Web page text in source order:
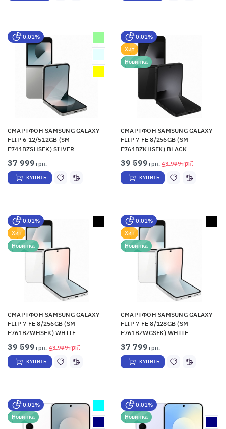
0,01%
СМАРТФОН SAMSUNG GALAXY
FLIP 6 12/512GB (SM-
F741BZSHSEK) SILVER
37 999 грн.
КУПИТЬ
0,01%
Хит
Новинка
СМАРТФОН SAMSUNG GALAXY
FLIP 7 FE 8/256GB (SM-
F761BZKHSEK) BLACK
43 999грн.
39 599 грн.
КУПИТЬ
0,01%
Хит
Новинка
СМАРТФОН SAMSUNG GALAXY
FLIP 7 FE 8/256GB (SM-
F761BZWHSEK) WHITE
43 999грн.
39 599 грн.
КУПИТЬ
0,01%
Хит
Новинка
СМАРТФОН SAMSUNG GALAXY
FLIP 7 FE 8/128GB (SM-
F761BZWGSEK) WHITE
37 799 грн.
КУПИТЬ
0,01%
Новинка
0,01%
Новинка